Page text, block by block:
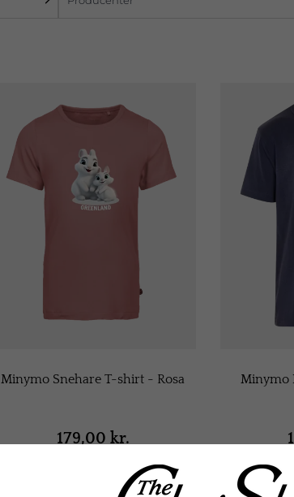
Minymo Snehare T-shirt - Rosa
179,00 kr.
Minymo